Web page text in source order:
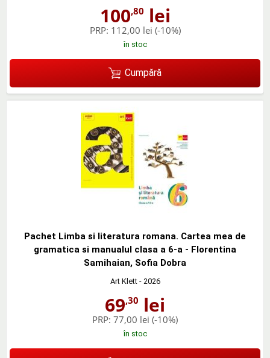
100,80 lei
PRP: 112,00 lei (-10%)
în stoc
Cumpără
Pachet Limba si literatura romana. Cartea mea de
gramatica si manualul clasa a 6-a - Florentina
Samihaian, Sofia Dobra
Art Klett- 2026
69,30 lei
PRP: 77,00 lei (-10%)
în stoc